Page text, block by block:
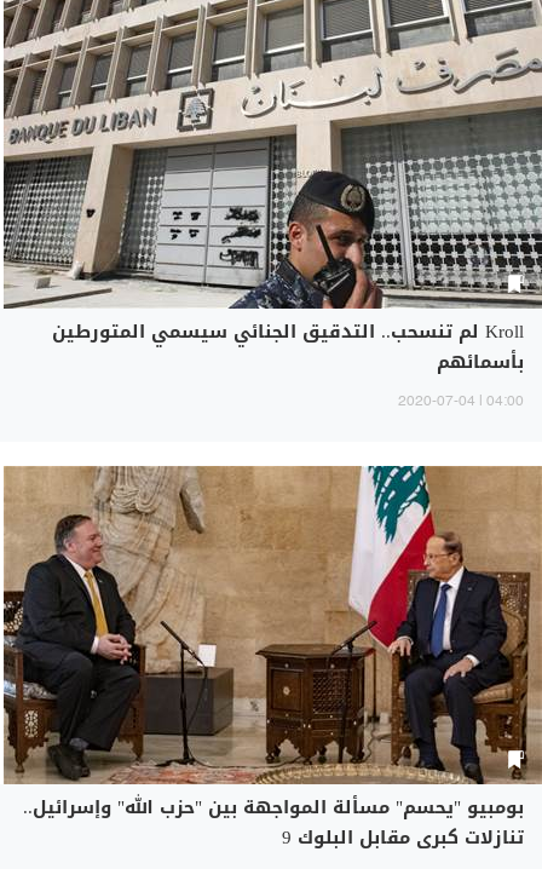
Kroll لم تنسحب.. التدقيق الجنائي سيسمي المتورطين
بأسمائهم
04:00 | 2020-07-04
بومبيو "يحسم" مسألة المواجهة بين "حزب الله" وإسرائيل..
تنازلات كبرى مقابل البلوك 9